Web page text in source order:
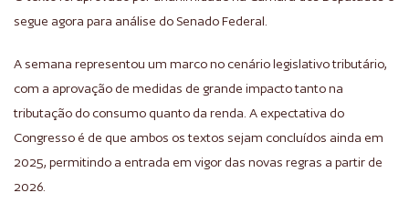
segue agora para análise do Senado Federal.
A semana representou um marco no cenário legislativo tributário,
com a aprovação de medidas de grande impacto tanto na
tributação do consumo quanto da renda. A expectativa do
Congresso é de que ambos os textos sejam concluídos ainda em
2025, permitindo a entrada em vigor das novas regras a partir de
2026.